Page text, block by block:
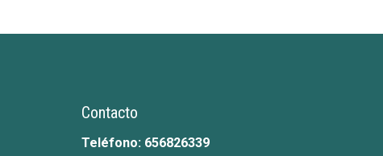
Contacto
Teléfono: 656826339